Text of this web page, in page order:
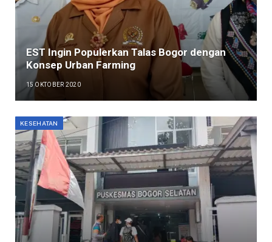
EST Ingin Populerkan Talas Bogor dengan
Konsep Urban Farming
15 OKTOBER 2020
KESEHATAN